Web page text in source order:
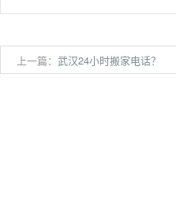
上一篇： 武汉24小时搬家电话？